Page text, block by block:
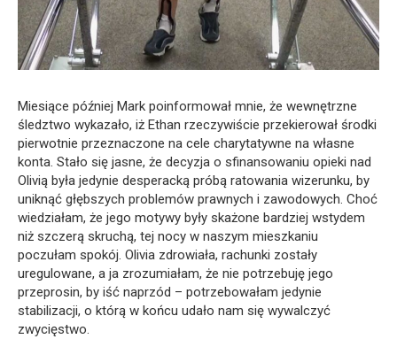
Miesiące później Mark poinformował mnie, że wewnętrzne
śledztwo wykazało, iż Ethan rzeczywiście przekierował środki
pierwotnie przeznaczone na cele charytatywne na własne
konta. Stało się jasne, że decyzja o sfinansowaniu opieki nad
Olivią była jedynie desperacką próbą ratowania wizerunku, by
uniknąć głębszych problemów prawnych i zawodowych. Choć
wiedziałam, że jego motywy były skażone bardziej wstydem
niż szczerą skruchą, tej nocy w naszym mieszkaniu
poczułam spokój. Olivia zdrowiała, rachunki zostały
uregulowane, a ja zrozumiałam, że nie potrzebuję jego
przeprosin, by iść naprzód – potrzebowałam jedynie
stabilizacji, o którą w końcu udało nam się wywalczyć
zwycięstwo.